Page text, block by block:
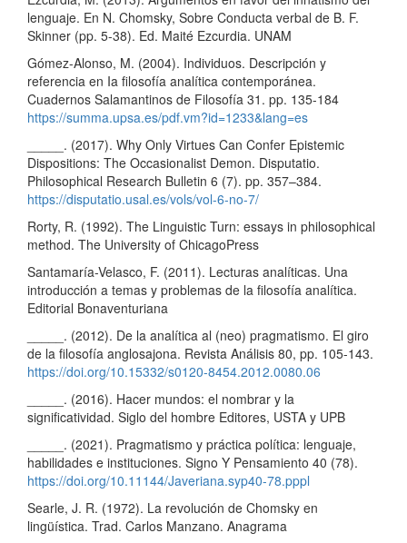
lenguaje. En N. Chomsky, Sobre Conducta verbal de B. F.
Skinner (pp. 5-38). Ed. Maité Ezcurdia. UNAM
Gómez-Alonso, M. (2004). Individuos. Descripción y
referencia en Ia filosofía analítica contemporánea.
Cuadernos Salamantinos de Filosofía 31. pp. 135-184
https://summa.upsa.es/pdf.vm?id=1233&lang=es
_____. (2017). Why Only Virtues Can Confer Epistemic
Dispositions: The Occasionalist Demon. Disputatio.
Philosophical Research Bulletin 6 (7). pp. 357–384.
https://disputatio.usal.es/vols/vol-6-no-7/
Rorty, R. (1992). The Linguistic Turn: essays in philosophical
method. The University of ChicagoPress
Santamaría-Velasco, F. (2011). Lecturas analíticas. Una
introducción a temas y problemas de la filosofía analítica.
Editorial Bonaventuriana
_____. (2012). De la analítica al (neo) pragmatismo. El giro
de la filosofía anglosajona. Revista Análisis 80, pp. 105-143.
https://doi.org/10.15332/s0120-8454.2012.0080.06
_____. (2016). Hacer mundos: el nombrar y la
significatividad. Siglo del hombre Editores, USTA y UPB
_____. (2021). Pragmatismo y práctica política: lenguaje,
habilidades e instituciones. Signo Y Pensamiento 40 (78).
https://doi.org/10.11144/Javeriana.syp40-78.pppl
Searle, J. R. (1972). La revolución de Chomsky en
lingüística. Trad. Carlos Manzano. Anagrama